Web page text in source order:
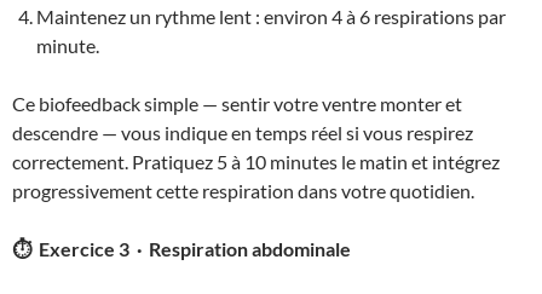
Maintenez un rythme lent : environ 4 à 6 respirations par
minute.
Ce biofeedback simple — sentir votre ventre monter et
descendre — vous indique en temps réel si vous respirez
correctement. Pratiquez 5 à 10 minutes le matin et intégrez
progressivement cette respiration dans votre quotidien.
⏱ Exercice 3 · Respiration abdominale